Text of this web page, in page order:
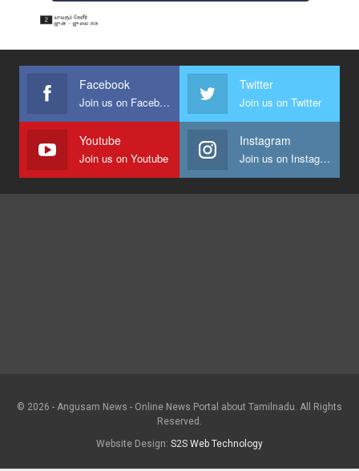
Facebook
Join us on Facebook
Twitter
Join us on Twitter
Youtube
Join us on Youtube
Instagram
Join us on Instagram
© 2026 - Angusam News - Online News Portal about Tamilnadu. All Rights
Reserved.
Website Design: S2S Web Technology